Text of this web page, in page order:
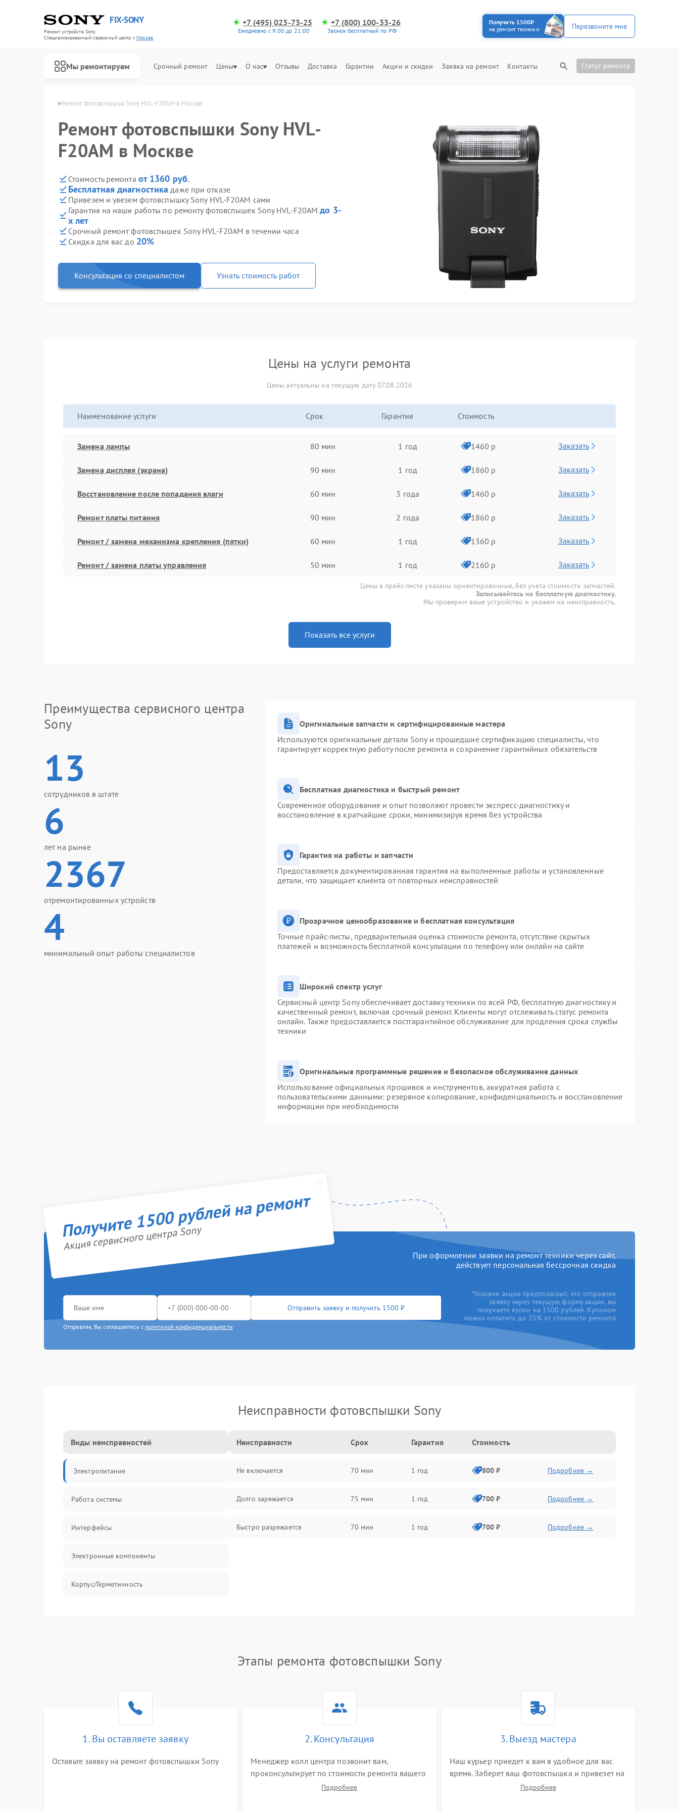
FIX-SONY
Ремонт устройств Sony
Специализированный cервисный центр г.Москва
+7 (495) 023-73-25
Ежедневно с 9:00 до 21:00
+7 (800) 100-33-26
Звонок бесплатный по РФ
Получить 1500₽
на ремонт техники
Перезвоните мне
Мы ремонтируем Срочный ремонт Цены О нас Отзывы Доставка Гарантии Акции и скидки Заявка на ремонт Контакты Статус ремонта
Ремонт фотовспышки Sony HVL-F20AM в Москве
Ремонт фотовспышки Sony HVL-
F20AM в Москве
Стоимость ремонта от 1360 руб.
Бесплатная диагностика даже при отказе
Привезем и увезем фотовспышку Sony HVL-F20AM сами
Гарантия на наши работы по ремонту фотовспышек Sony HVL-F20AMдо 3-
х лет
Срочный ремонт фотовспышек Sony HVL-F20AM в течении часа
Скидка для вас до 20%
Консультация со специалистом Узнать стоимость работ
Цены на услуги ремонта
Цены актуальны на текущую дату 07.08.2026
Наименование услуги Срок Гарантия Стоимость
Замена лампы 80 мин 1 год 1460 р Заказать
Замена дисплея (экрана) 90 мин 1 год 1860 р Заказать
Восстановление после попадания влаги 60 мин 3 года 1460 р Заказать
Ремонт платы питания 90 мин 2 года 1860 р Заказать
Ремонт / замена механизма крепления (пятки) 60 мин 1 год 1360 р Заказать
Ремонт / замена платы управления 50 мин 1 год 2160 р Заказать
Цены в прайс-листе указаны ориентировочные, без учета стоимости запчастей.
Записывайтесь на бесплатную диагностику.
Мы проверим ваше устройство и укажем на неисправность.
Показать все услуги
Преимущества сервисного центра
Sony
13
сотрудников в штате
6
лет на рынке
2367
отремонтированных устройств
4
минимальный опыт работы специалистов
Оригинальные запчасти и сертифицированные мастера
Используются оригинальные детали Sony и прошедшие сертификацию специалисты, что
гарантирует корректную работу после ремонта и сохранение гарантийных обязательств
Бесплатная диагностика и быстрый ремонт
Современное оборудование и опыт позволяют провести экспресс-диагностику и
восстановление в кратчайшие сроки, минимизируя время без устройства
Гарантия на работы и запчасти
Предоставляется документированная гарантия на выполненные работы и установленные
детали, что защищает клиента от повторных неисправностей
Прозрачное ценообразование и бесплатная консультация
Точные прайс-листы, предварительная оценка стоимости ремонта, отсутствие скрытых
платежей и возможность бесплатной консультации по телефону или онлайн на сайте
Широкий спектр услуг
Сервисный центр Sony обеспечивает доставку техники по всей РФ, бесплатную диагностику и
качественный ремонт, включая срочный ремонт. Клиенты могут отслеживать статус ремонта
онлайн. Также предоставляется постгарантийное обслуживание для продления срока службы
техники
Оригинальные программные решение и безопасное обслуживание данных
Использование официальных прошивок и инструментов, аккуратная работа с
пользовательскими данными: резервное копирование, конфиденциальность и восстановление
информации при необходимости
Получите 1500 рублей на ремонт
Акция сервисного центра Sony
При оформлении заявки на ремонт техники через сайт,
действует персональная бессрочная скидка
Отправить заявку и получить 1500 ₽
Отправляя, Вы соглашаетесь с политикой конфиденциальности
*Условия акции предполагают, что отправляя
заявку через текущую форму акции, вы
получаете купон на 1500 рублей. Купоном
можно оплатить до 25% от стоимости ремонта
Неисправности фотовспышки Sony
Виды неисправностей
Электропитание
Работа системы
Интерфейсы
Электронные компоненты
Корпус/Герметичность
Неисправности Срок Гарантия Стоимость
Не включается 70 мин 1 год 800 ₽ Подробнее →
Долго заряжается 75 мин 1 год 700 ₽ Подробнее →
Быстро разряжается 70 мин 1 год 700 ₽ Подробнее →
Этапы ремонта фотовспышки Sony
1. Вы оставляете заявку
Оставьте заявку на ремонт фотовспышки Sony
2. Консультация
Менеджер колл центра позвонит вам,
проконсультирует по стоимости ремонта вашего
фотовспышки а также ответит на все ваши
Подробнее
3. Выезд мастера
Наш курьер приедет к вам в удобное для вас
время. Заберет ваш фотовспышка и привезет на
склад для диагностики.Подробнее